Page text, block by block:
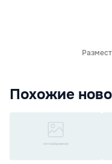
Похожие